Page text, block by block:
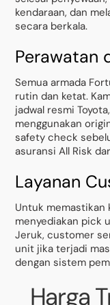
kendaraan, dan
secara berkala.
Perawatan
Semua armada
rutin dan ketat.
jadwal resmi
menggunakan
safety check
asuransi All Risk
Layanan
Untuk memastikan
menyediakan pick
Jeruk, customer
unit jika terjadi
dengan sistem
Harga